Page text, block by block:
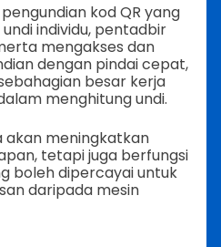
kod QR yang
individu, pentadbir
mengakses dan
dengan pindai cepat,
besar kerja
menghitung undi.
akan meningkatkan
tetapi juga berfungsi
boleh dipercayai untuk
daripada mesin